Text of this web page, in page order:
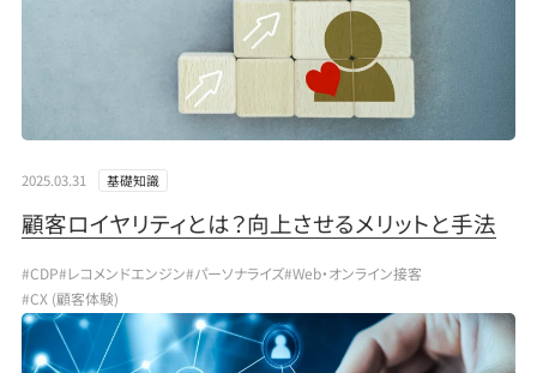
2025.03.31 基礎知識
顧客ロイヤリティとは？向上させるメリットと手法
#CDP#レコメンドエンジン#パーソナライズ#Web・オンライン接客
#CX (顧客体験)